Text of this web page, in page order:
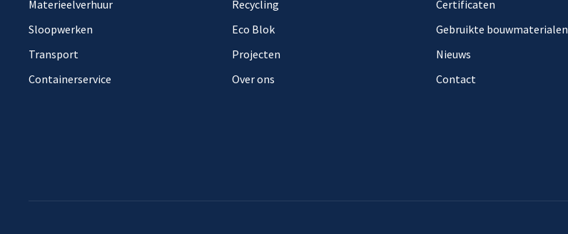
Materieelverhuur
Sloopwerken
Transport
Containerservice
Recycling
Eco Blok
Projecten
Over ons
Certificaten
Gebruikte bouwmaterialen
Nieuws
Contact